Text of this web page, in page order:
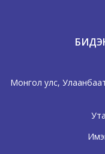
Монгол улс,